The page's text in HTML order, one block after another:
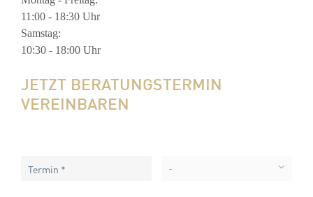
11:00 - 18:30 Uhr
Samstag:
10:30 - 18:00 Uhr
JETZT BERATUNGSTERMIN
VEREINBAREN
Termin * -